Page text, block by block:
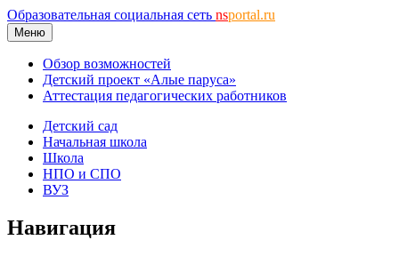
Образовательная социальная сеть nsportal.ru
Меню
Обзор возможностей
Детский проект «Алые паруса»
Аттестация педагогических работников
Детский сад
Начальная школа
Школа
НПО и СПО
ВУЗ
Навигация